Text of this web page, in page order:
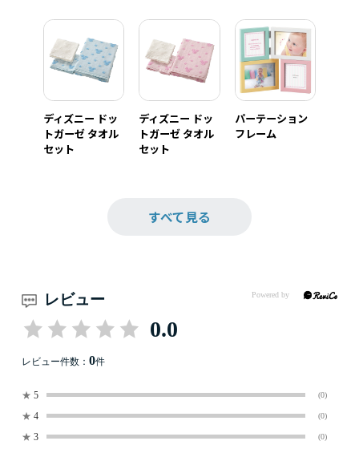
ディズニー ドッ
トガーゼ タオル
セット
ディズニー ドッ
トガーゼ タオル
セット
パーテーション
フレーム
すべて見る
レビュー
0.0
レビュー件数： 0件
★ 5 (0)
★ 4 (0)
★ 3 (0)